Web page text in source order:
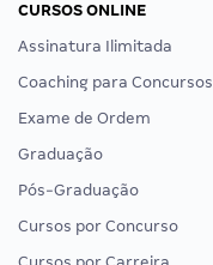
CURSOS ONLINE
Assinatura Ilimitada
Coaching para Concursos
Exame de Ordem
Graduação
Pós-Graduação
Cursos por Concurso